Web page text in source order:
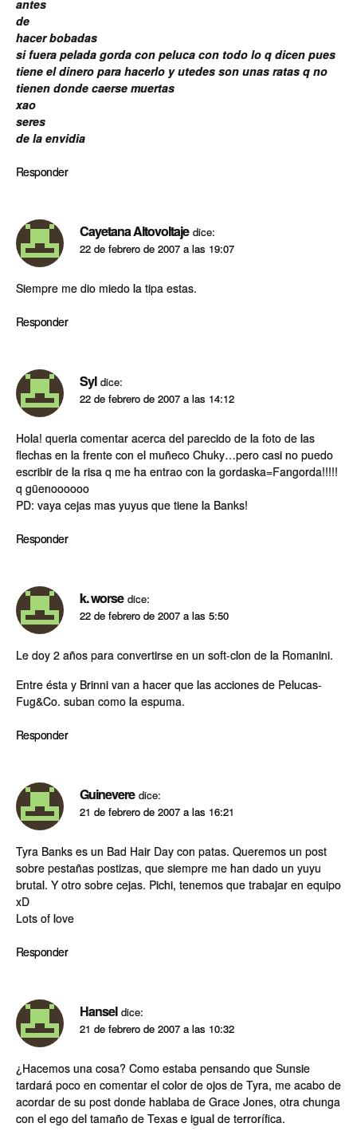
antes
de
hacer bobadas
si fuera pelada gorda con peluca con todo lo q dicen pues
tiene el dinero para hacerlo y utedes son unas ratas q no
tienen donde caerse muertas
xao
seres
de la envidia
Responder
Cayetana Altovoltaje dice:
22 de febrero de 2007 a las 19:07
Siempre me dio miedo la tipa estas.
Responder
Syl dice:
22 de febrero de 2007 a las 14:12
Hola! queria comentar acerca del parecido de la foto de las
flechas en la frente con el muñeco Chuky…pero casi no puedo
escribir de la risa q me ha entrao con la gordaska=Fangorda!!!!!
q güenoooooo
PD: vaya cejas mas yuyus que tiene la Banks!
Responder
k. worse dice:
22 de febrero de 2007 a las 5:50
Le doy 2 años para convertirse en un soft-clon de la Romanini.
Entre ésta y Brinni van a hacer que las acciones de Pelucas-
Fug&Co. suban como la espuma.
Responder
Guinevere dice:
21 de febrero de 2007 a las 16:21
Tyra Banks es un Bad Hair Day con patas. Queremos un post
sobre pestañas postizas, que siempre me han dado un yuyu
brutal. Y otro sobre cejas. Pichi, tenemos que trabajar en equipo
xD
Lots of love
Responder
Hansel dice:
21 de febrero de 2007 a las 10:32
¿Hacemos una cosa? Como estaba pensando que Sunsie
tardará poco en comentar el color de ojos de Tyra, me acabo de
acordar de su post donde hablaba de Grace Jones, otra chunga
con el ego del tamaño de Texas e igual de terrorífica.